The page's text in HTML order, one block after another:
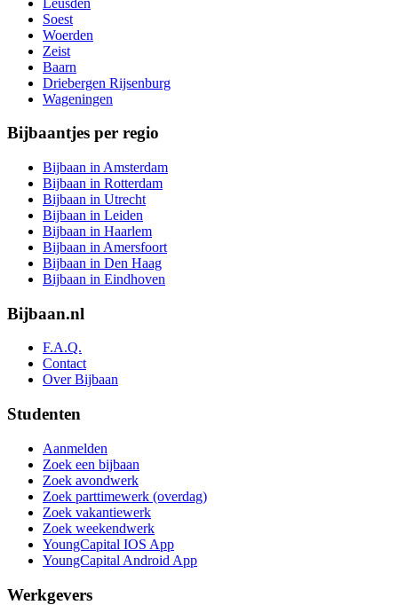
Soest
Woerden
Zeist
Baarn
Driebergen Rijsenburg
Wageningen
Bijbaantjes per regio
Bijbaan in Amsterdam
Bijbaan in Rotterdam
Bijbaan in Utrecht
Bijbaan in Leiden
Bijbaan in Haarlem
Bijbaan in Amersfoort
Bijbaan in Den Haag
Bijbaan in Eindhoven
Bijbaan.nl
F.A.Q.
Contact
Over Bijbaan
Studenten
Aanmelden
Zoek een bijbaan
Zoek avondwerk
Zoek parttimewerk (overdag)
Zoek vakantiewerk
Zoek weekendwerk
YoungCapital IOS App
YoungCapital Android App
Werkgevers